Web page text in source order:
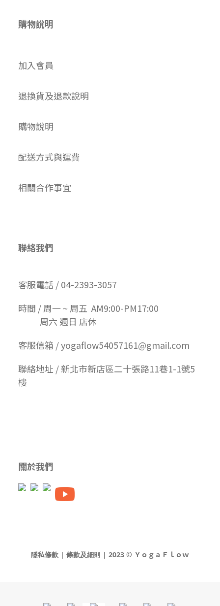
購物說明
加入會員
退換貨及退款說明
購物說明
配送方式與運費
相關合作事宜
聯絡我們
客服電話 / 04-2393-3057
時間 / 周一 ~ 周五 AM9:00-PM17:00
周六 週日 店休
客服信箱 / yogaflow54057161@gmail.com
聯絡地址 / 新北市新店區二十張路11巷1-1號5
樓
關於我們
隱私條款 | 條款及細則 | 2023 © ＹｏｇａＦｌｏｗ